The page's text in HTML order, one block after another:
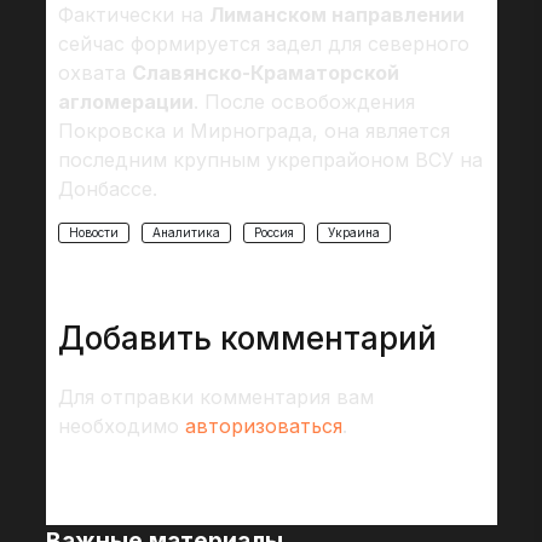
Фактически на Лиманском направлении
сейчас формируется задел для северного
охвата Славянско-Краматорской
агломерации. После освобождения
Покровска и Мирнограда, она является
последним крупным укрепрайоном ВСУ на
Донбассе.
Новости Аналитика Россия Украина
Добавить комментарий
Для отправки комментария вам
необходимо авторизоваться.